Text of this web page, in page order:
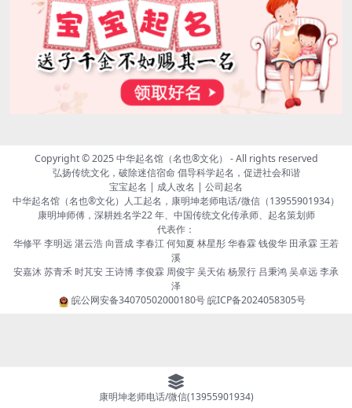
Copyright © 2025中华起名馆（名也®文化） - All rights reserved
弘扬传统文化，破除迷信宿命 倡导科学起名，促进社会和谐
宝宝起名 | 成人改名 | 公司起名
中华起名馆（名也®文化）人工起名，康明坤老师电话/微信（13955901934）
康明坤师傅，深耕姓名学22 年、中国传统文化传承师、起名策划师
代表作：
华修平 李明远 湛云浩 向晋成 李春江 何知夏 林星彤 华春霖 钱俊华 田承霖 王若
溪
安嘉沐 苏青禾 时芃安 王诗博 李俊霖 周俊宇 吴天佑 杨景行 吕秉鸿 吴卓远 李承
泽
皖公网安备34070502000180号皖ICP备2024058305号
康明坤老师电话/微信(13955901934)